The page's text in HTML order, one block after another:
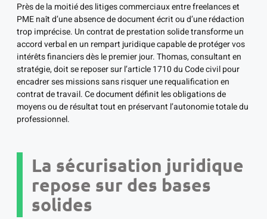
Près de la moitié des litiges commerciaux entre freelances et
PME naît d’une absence de document écrit ou d’une rédaction
trop imprécise. Un contrat de prestation solide transforme un
accord verbal en un rempart juridique capable de protéger vos
intérêts financiers dès le premier jour. Thomas, consultant en
stratégie, doit se reposer sur l’article 1710 du Code civil pour
encadrer ses missions sans risquer une requalification en
contrat de travail. Ce document définit les obligations de
moyens ou de résultat tout en préservant l’autonomie totale du
professionnel.
La sécurisation juridique
repose sur des bases
solides